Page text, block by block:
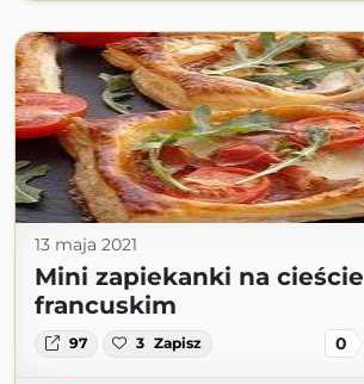
13 maja 2021
Mini zapiekanki na cieście
francuskim
97 3 Zapisz 0